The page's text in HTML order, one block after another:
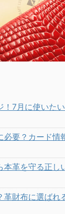
7月に使いた
必要？カード情
本革を守る正し
革財布に選ばれ